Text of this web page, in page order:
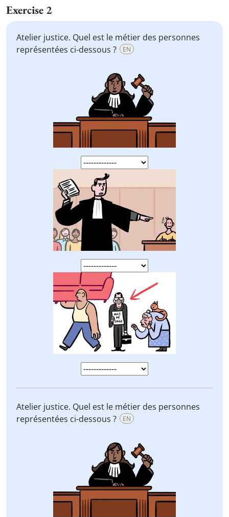
Exercise 2
Atelier justice. Quel est le métier des personnes
représentées ci-dessous ?
EN
Atelier justice. Quel est le métier des personnes
représentées ci-dessous ?
EN